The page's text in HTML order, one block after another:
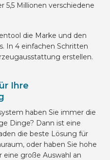
5,5 Millionen verschiedene
die Marke und den
In 4 einfachen Schritten
erstellen.
Ihre
haben Sie immer die
Dinge? Dann ist eine
die beste Lösung für
oder haben Sie hohe
eine große Auswahl an